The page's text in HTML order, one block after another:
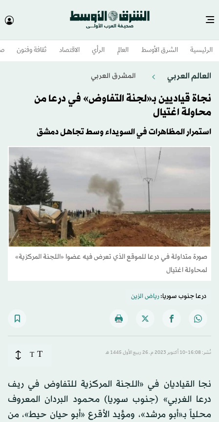
الرئيسية الشرق الأوسط​ العالم الرأي الاقتصاد ثقافة وفنون
العالم العربي المشرق العربي
نجاة قياديين بـ«لجنة التفاوض» في درعا من
محاولة اغتيال
استمرار المظاهرات في السويداء وسط تجاهل دمشق
صورة متداولة في درعا للموقع الذي تعرض فيه عضوا «اللجنة المركزية»
لمحاولة اغتيال
درعا جنوب سوريا:رياض الزين
نُشر: 16:08-10 أكتوبر 2023 م ـ 26 ربيع الأول 1445 هـ T
T
نجا القياديان في «اللجنة المركزية للتفاوض في ريف
درعا الغربي» (جنوب سوريا) محمود البردان المعروف
محلياً بـ«أبو مرشد»، ومؤيد الأقرع «أبو حيان حيط»، من